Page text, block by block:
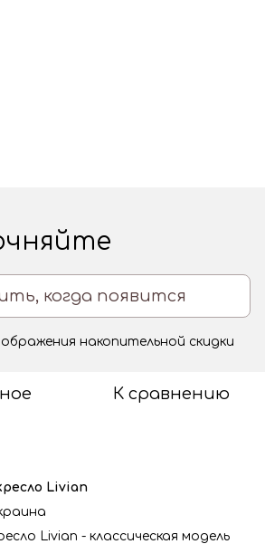
когда появится
накопительной скидки
К сравнению
Livian
Livian - классическая модель